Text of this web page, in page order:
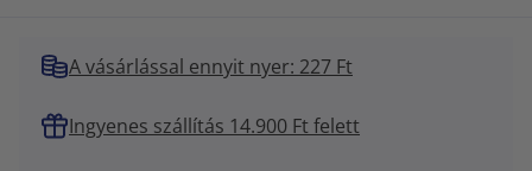
A vásárlással ennyit nyer: 227 Ft
Ingyenes szállítás 14.900 Ft felett